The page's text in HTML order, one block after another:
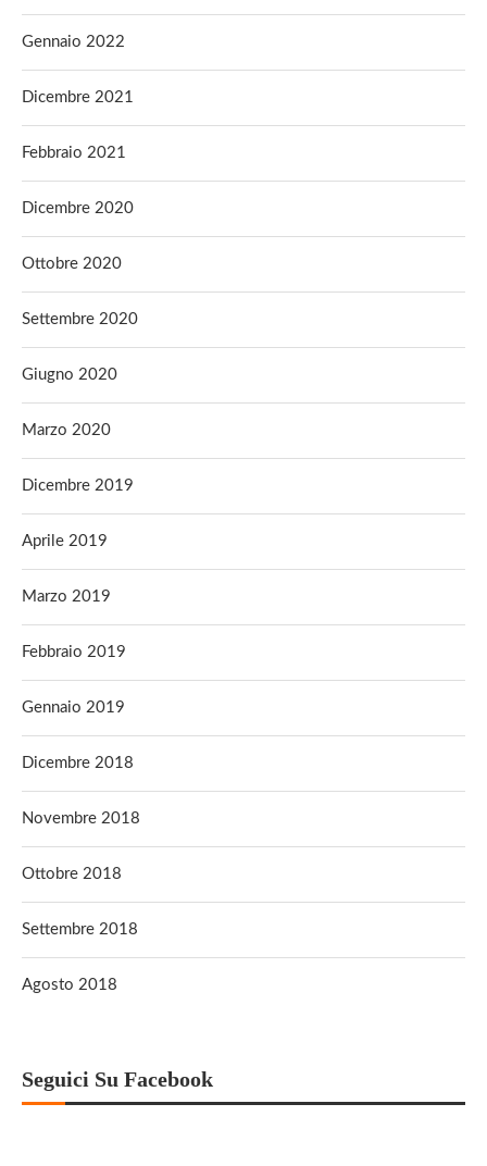
Gennaio 2022
Dicembre 2021
Febbraio 2021
Dicembre 2020
Ottobre 2020
Settembre 2020
Giugno 2020
Marzo 2020
Dicembre 2019
Aprile 2019
Marzo 2019
Febbraio 2019
Gennaio 2019
Dicembre 2018
Novembre 2018
Ottobre 2018
Settembre 2018
Agosto 2018
Seguici Su Facebook